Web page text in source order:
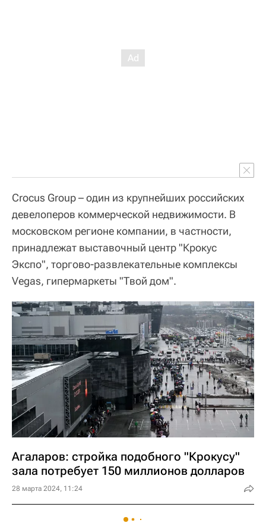
Crocus Group – один из крупнейших российских
девелоперов коммерческой недвижимости. В
московском регионе компании, в частности,
принадлежат выставочный центр "Крокус
Экспо", торгово-развлекательные комплексы
Vegas, гипермаркеты "Твой дом".
Агаларов: стройка подобного "Крокусу"
зала потребует 150 миллионов долларов
28 марта 2024, 11:24